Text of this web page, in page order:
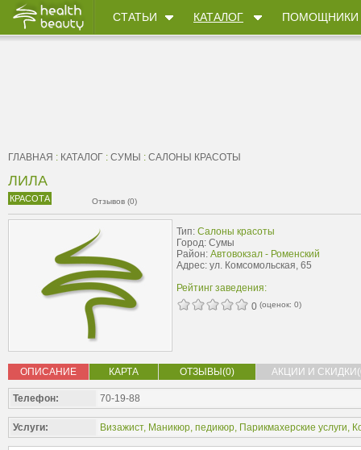
СТАТЬИ КАТАЛОГ ПОМОЩНИКИ
ГЛАВНАЯ : КАТАЛОГ : СУМЫ : САЛОНЫ КРАСОТЫ
ЛИЛА
КРАСОТА Отзывов (0)
Тип: Салоны красоты
Город: Сумы
Район: Автовокзал - Роменский
Адрес: ул. Комсомольская, 65
Рейтинг заведения:
0 (оценок: 0)
ОПИСАНИЕ КАРТА ОТЗЫВЫ(0) АКЦИИ И
Телефон: 70-19-88
Услуги: Визажист, Маникюр, педикюр, Парикмахерские услуги,